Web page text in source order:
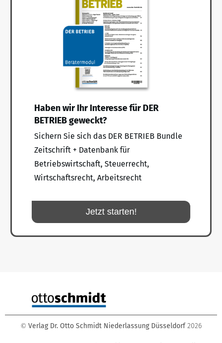
Haben wir Ihr Interesse für DER
BETRIEB geweckt?
Sichern Sie sich das DER BETRIEB Bundle
Zeitschrift + Datenbank für
Betriebswirtschaft, Steuerrecht,
Wirtschaftsrecht, Arbeitsrecht
Jetzt starten!
© Verlag Dr. Otto Schmidt Niederlassung Düsseldorf 2026